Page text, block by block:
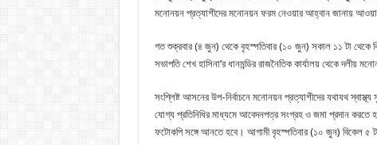
মনোনয়ন প্রত্যাশীদের মনোনয়ন ফরম নেওয়ার আহ্বান জানায়
গত শুক্রবার (৪ জুন) থেকে বৃহস্পতিবার (১০ জুন) সকাল ১১ টা থেকে
সভাপতি শেখ হাসিনা’র ধানমন্ডির রাজনৈতিক কার্যালয় থেকে
সংশ্লিষ্ট আসনের উপ-নির্বাচনে মনোনয়ন প্রত্যাশীদের যথাযথ
যোগ্য প্রতিনিধির মাধ্যমে আবেদনপত্র সংগ্রহ ও জমা প্রদান করতে
ফটোকপি সঙ্গে আনতে হবে। আগামী বৃহস্পতিবার (১০ জুন) বিকেল ৫